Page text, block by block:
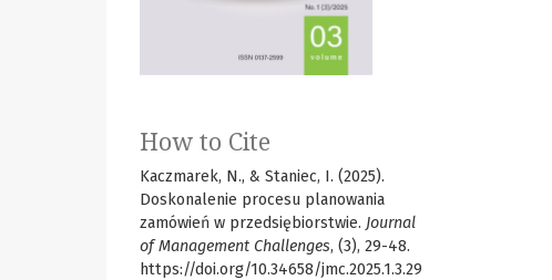
How to Cite
Kaczmarek, N., & Staniec, I. (2025).
Doskonalenie procesu planowania
zamówień w przedsiębiorstwie. Journal
of Management Challenges, (3), 29-48.
https://doi.org/10.34658/jmc.2025.1.3.29